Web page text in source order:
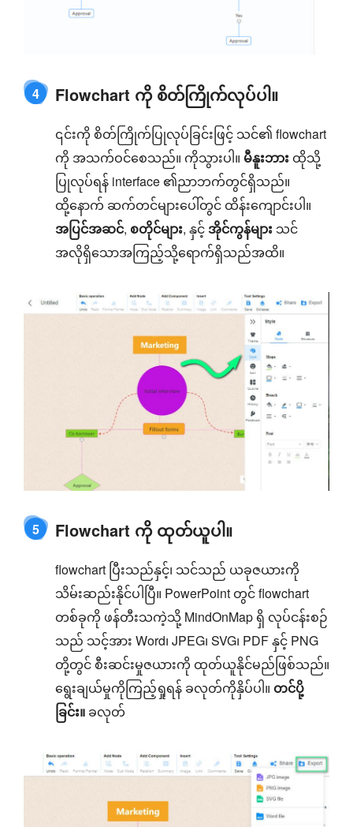
4 Flowchart ကို စိတ်ကြိုက်လုပ်ပါ။
၎င်းကို စိတ်ကြိုက်ပြုလုပ်ခြင်းဖြင့် သင်၏ flowchart
ကို အသက်ဝင်စေသည်။ ကိုသွားပါ။ မီနူးဘား ထိုသို့
ပြုလုပ်ရန် interface ၏ညာဘက်တွင်ရှိသည်။
ထို့နောက် ဆက်တင်များပေါ်တွင် ထိန်းကျောင်းပါ။
အပြင်အဆင်, စတိုင်များ, နှင့်အိုင်ကွန်များ သင်
အလိုရှိသောအကြည့်သို့ရောက်ရှိသည်အထိ။
5 Flowchart ကို ထုတ်ယူပါ။
flowchart ပြီးသည်နှင့်၊ သင်သည် ယခုဇယားကို
သိမ်းဆည်းနိုင်ပါပြီ။ PowerPoint တွင် flowchart
တစ်ခုကို ဖန်တီးသကဲ့သို့ MindOnMap ရှိ လုပ်ငန်းစဉ်
သည် သင့်အား Word၊ JPEG၊ SVG၊ PDF နှင့် PNG
တို့တွင် စီးဆင်းမှုဇယားကို ထုတ်ယူနိုင်မည်ဖြစ်သည်။
ရွေးချယ်မှုကိုကြည့်ရှုရန် ခလုတ်ကိုနှိပ်ပါ။ တင်ပို့
ခြင်း။ ခလုတ်